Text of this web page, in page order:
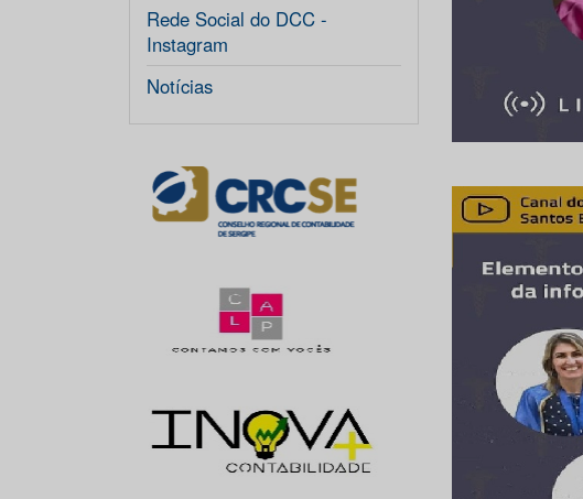
Rede Social do DCC -
Instagram
Notícias